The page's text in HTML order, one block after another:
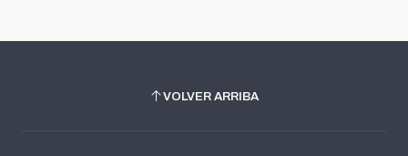
VOLVER ARRIBA